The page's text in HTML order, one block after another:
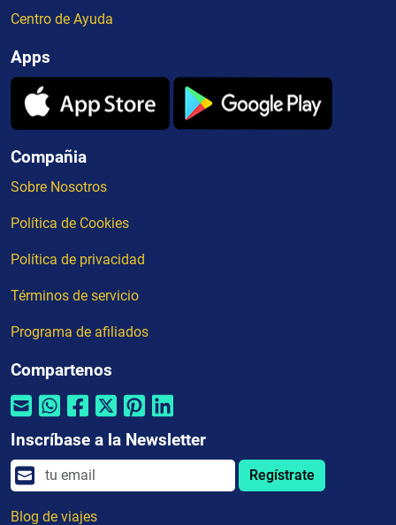
Centro de Ayuda
Apps
Compañia
Sobre Nosotros
Política de Cookies
Política de privacidad
Términos de servicio
Programa de afiliados
Compartenos
Inscríbase a la Newsletter
Regístrate
Blog de viajes